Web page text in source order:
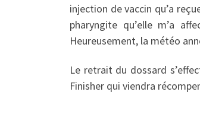
injection de vaccin qu’a
pharyngite qu’elle m’a
Heureusement, la météo
Le retrait du dossard
Finisher qui viendra